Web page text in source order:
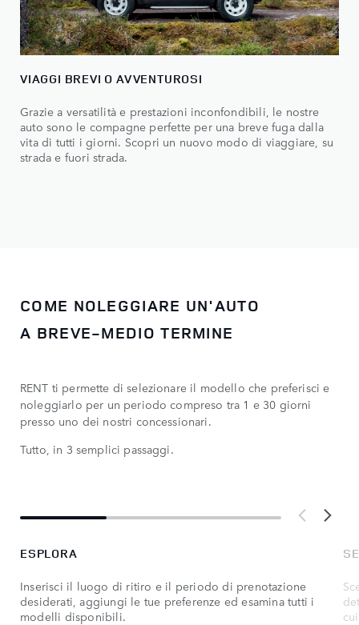
VIAGGI BREVI O AVVENTUROSI
Grazie a versatilità e prestazioni inconfondibili, le nostre
auto sono le compagne perfette per una breve fuga dalla
vita di tutti i giorni. Scopri un nuovo modo di viaggiare, su
strada e fuori strada.
COME NOLEGGIARE UN'AUTO
A BREVE-MEDIO TERMINE
RENT ti permette di selezionare il modello che preferisci e
noleggiarlo per un periodo compreso tra 1 e 30 giorni
presso uno dei nostri concessionari.
Tutto, in 3 semplici passaggi.
ESPLORA
Inserisci il luogo di ritiro e il periodo di prenotazione
desiderati, aggiungi le tue preferenze ed esamina tutti i
modelli disponibili.